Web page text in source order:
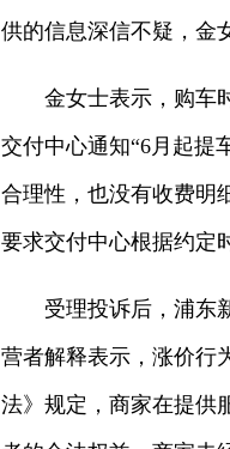
供的信息深信不疑，金
金女士表示，购车时
交付中心通知“6月起提
合理性，也没有收费明
要求交付中心根据约定
受理投诉后，浦东新
营者解释表示，涨价行
法》规定，商家在提供